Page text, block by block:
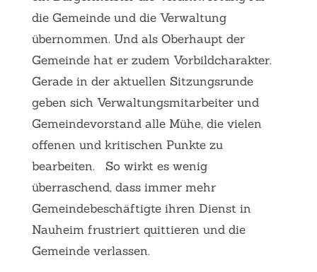
die Gemeinde und die Verwaltung
übernommen. Und als Oberhaupt der
Gemeinde hat er zudem Vorbildcharakter.
Gerade in der aktuellen Sitzungsrunde
geben sich Verwaltungsmitarbeiter und
Gemeindevorstand alle Mühe, die vielen
offenen und kritischen Punkte zu
bearbeiten.
So wirkt es wenig
überraschend, dass immer mehr
Gemeindebeschäftigte ihren Dienst in
Nauheim frustriert quittieren und die
Gemeinde verlassen.